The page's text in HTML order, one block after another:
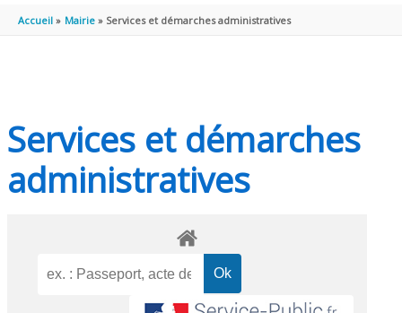
PRINCIPAL
Accueil Mairie Services et démarches administratives
Services et démarches
administratives